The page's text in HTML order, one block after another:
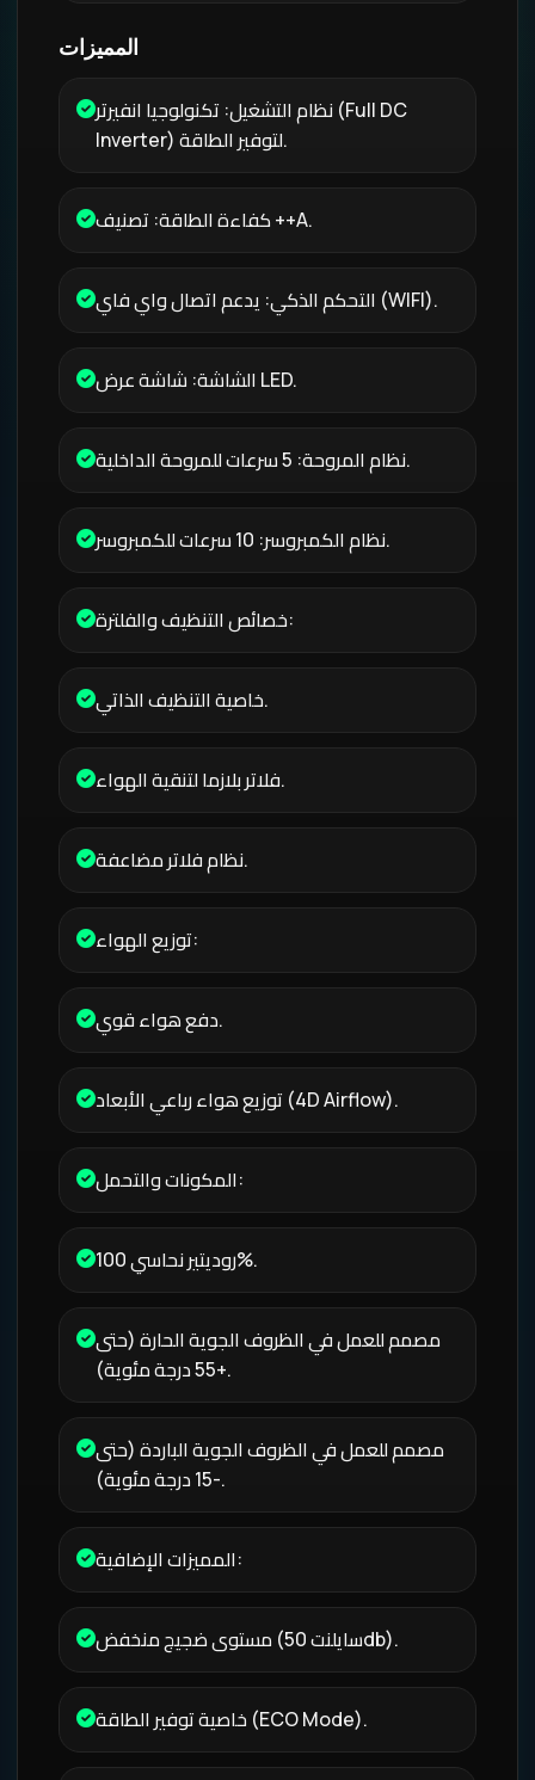
المميزات
نظام التشغيل: تكنولوجيا انفيرتر (Full DC
Inverter) لتوفير الطاقة.
كفاءة الطاقة: تصنيف ++A.
التحكم الذكي: يدعم اتصال واي فاي (WIFI).
الشاشة: شاشة عرض LED.
نظام المروحة: 5 سرعات للمروحة الداخلية.
نظام الكمبروسر: 10 سرعات للكمبروسر.
خصائص التنظيف والفلترة:
خاصية التنظيف الذاتي.
فلاتر بلازما لتنقية الهواء.
نظام فلاتر مضاعفة.
توزيع الهواء:
دفع هواء قوي.
توزيع هواء رباعي الأبعاد (4D Airflow).
المكونات والتحمل:
روديتير نحاسي 100%.
مصمم للعمل في الظروف الجوية الحارة (حتى
+55 درجة مئوية).
مصمم للعمل في الظروف الجوية الباردة (حتى
-15 درجة مئوية).
المميزات الإضافية:
مستوى ضجيج منخفض (سايلنت 50db).
خاصية توفير الطاقة (ECO Mode).